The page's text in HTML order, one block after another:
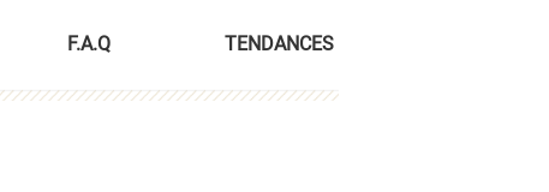
F.A.Q TENDANCES